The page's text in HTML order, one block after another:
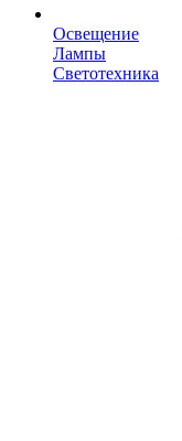
Освещение
Лампы
Светотехника